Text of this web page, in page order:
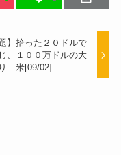
題】拾った２０ドルで
、１００万ドルの大
―米[09/02]